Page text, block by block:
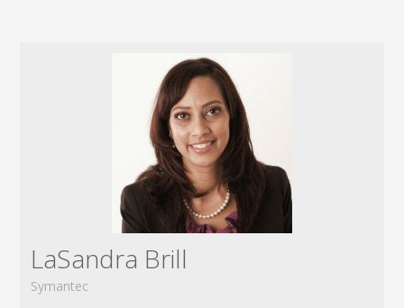
LaSandra Brill
Symantec